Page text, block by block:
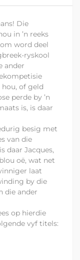
Die
in ’n reeks
word deel
ryskool
ander
hou, of geld
perde by ’n
is, is daar
besig met
van die
daar Jacques,
oë, wat net
laat
by die
die ander
op hierdie
vyf titels: